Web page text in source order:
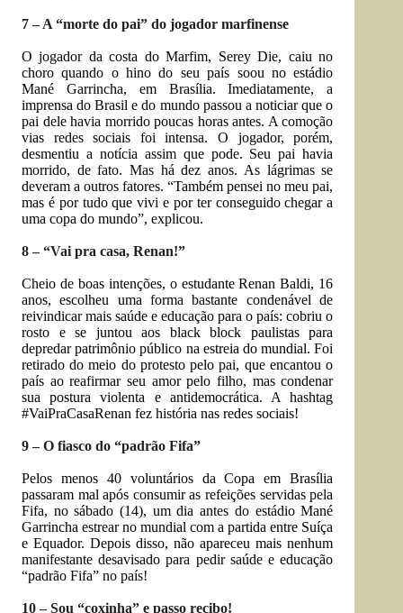
7 – A “morte do pai” do jogador marfinense
O jogador da costa do Marfim, Serey Die, caiu no
choro quando o hino do seu país soou no estádio
Mané Garrincha, em Brasília. Imediatamente, a
imprensa do Brasil e do mundo passou a noticiar que o
pai dele havia morrido poucas horas antes. A comoção
vias redes sociais foi intensa. O jogador, porém,
desmentiu a notícia assim que pode. Seu pai havia
morrido, de fato. Mas há dez anos. As lágrimas se
deveram a outros fatores. “Também pensei no meu pai,
mas é por tudo que vivi e por ter conseguido chegar a
uma copa do mundo”, explicou.
8 – “Vai pra casa, Renan!”
Cheio de boas intenções, o estudante Renan Baldi, 16
anos, escolheu uma forma bastante condenável de
reivindicar mais saúde e educação para o país: cobriu o
rosto e se juntou aos black block paulistas para
depredar patrimônio público na estreia do mundial. Foi
retirado do meio do protesto pelo pai, que encantou o
país ao reafirmar seu amor pelo filho, mas condenar
sua postura violenta e antidemocrática. A hashtag
#VaiPraCasaRenan fez história nas redes sociais!
9 – O fiasco do “padrão Fifa”
Pelos menos 40 voluntários da Copa em Brasília
passaram mal após consumir as refeições servidas pela
Fifa, no sábado (14), um dia antes do estádio Mané
Garrincha estrear no mundial com a partida entre Suíça
e Equador. Depois disso, não apareceu mais nenhum
manifestante desavisado para pedir saúde e educação
“padrão Fifa” no país!
10 – Sou “coxinha” e passo recibo!